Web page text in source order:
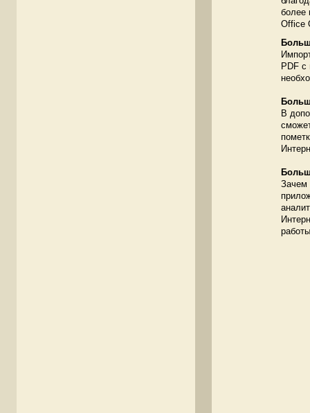
более
Office
PDF
В
Зачем